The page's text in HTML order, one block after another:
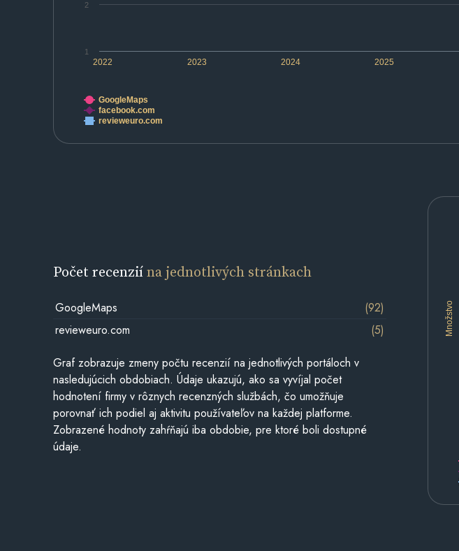
2022 2023 2024 2025
1
2
GoogleMaps
facebook.com
revieweuro.com
Množstvo
Počet recenziína jednotlivých stránkach
GoogleMaps
(92)
revieweuro.com
(5)
Graf zobrazuje zmeny počtu recenzií na jednotlivých portáloch v
nasledujúcich obdobiach. Údaje ukazujú, ako sa vyvíjal počet
hodnotení firmy v rôznych recenzných službách, čo umožňuje
porovnať ich podiel aj aktivitu používateľov na každej platforme.
Zobrazené hodnoty zahŕňajú iba obdobie, pre ktoré boli dostupné
údaje.